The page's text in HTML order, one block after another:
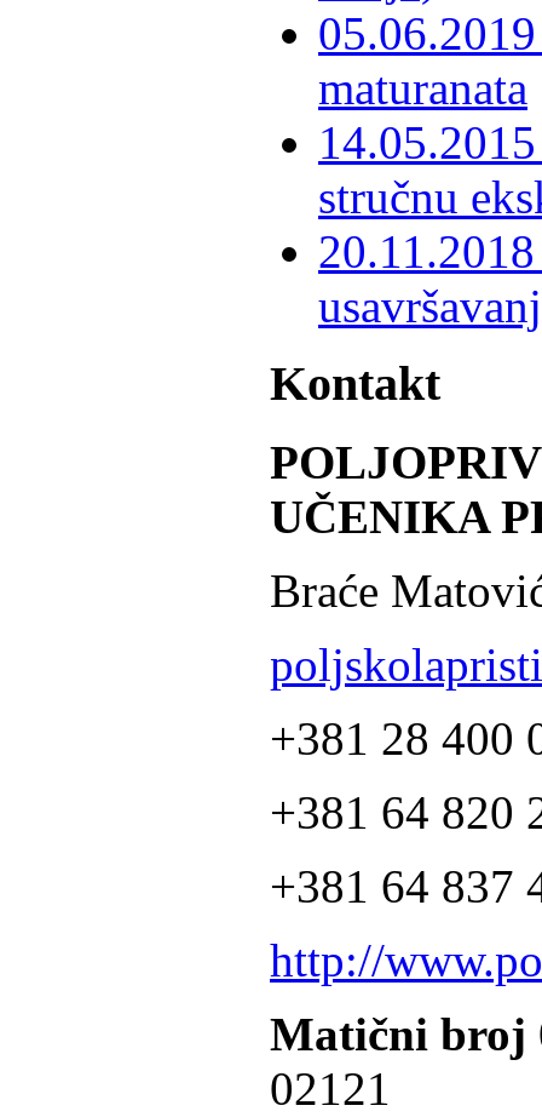
maturanata
stručnu
Kontakt
UČENIKA
Braće
+381 28 400
+381 64 820
+381 64 837
http://
Matični broj
02121